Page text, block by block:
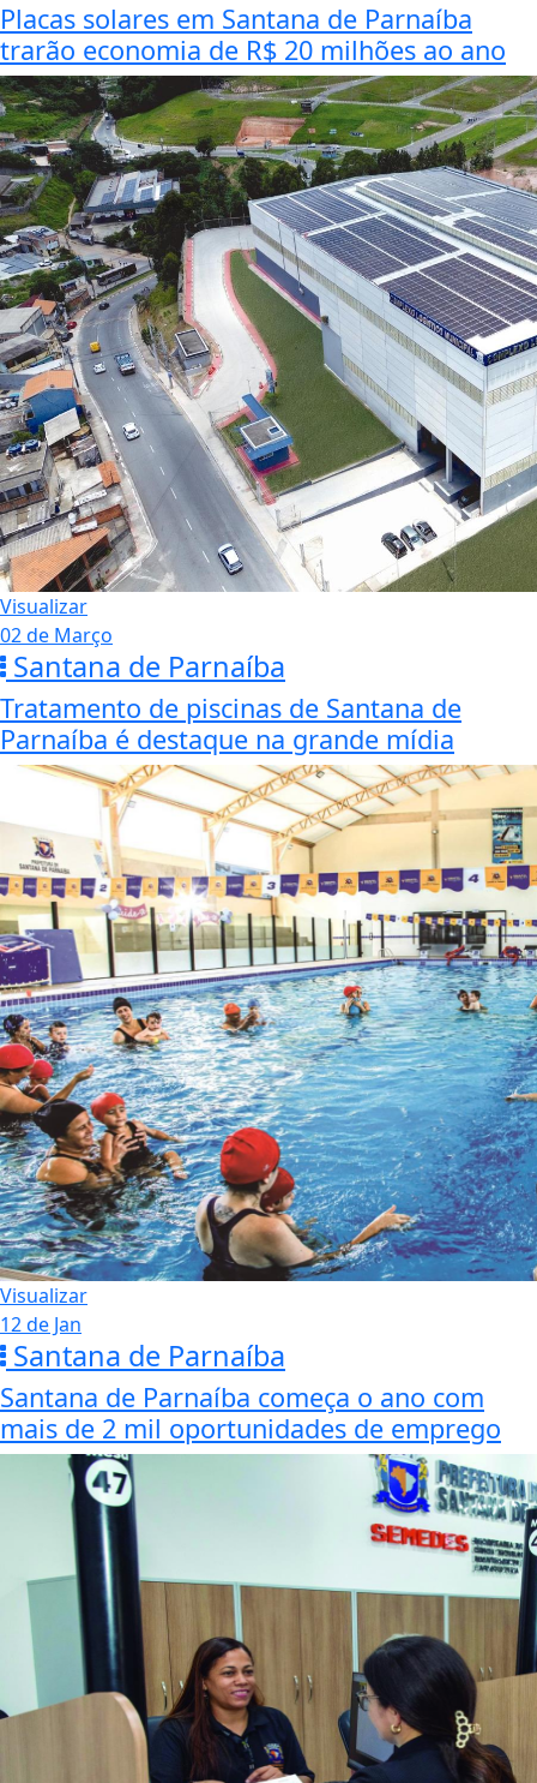
Placas solares em Santana de Parnaíba
trarão economia de R$ 20 milhões ao ano
Visualizar
02 de Março
Santana de Parnaíba
Tratamento de piscinas de Santana de
Parnaíba é destaque na grande mídia
Visualizar
12 de Jan
Santana de Parnaíba
Santana de Parnaíba começa o ano com
mais de 2 mil oportunidades de emprego